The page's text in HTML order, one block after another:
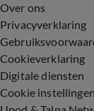
Over ons
Privacyverklaring
Cookieverklaring
Digitale diensten
Cookie instellingen